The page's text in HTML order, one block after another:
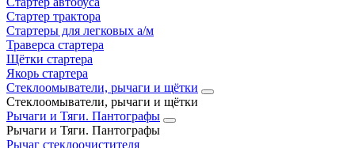
Стартер трактора
Стартеры для легковых а/м
Траверса стартера
Щётки стартера
Якорь стартера
Стеклоомыватели, рычаги и щётки
Стеклоомыватели, рычаги и щётки
Рычаги и Тяги. Пантографы
Рычаги и Тяги. Пантографы
Рычаг стеклоочистителя